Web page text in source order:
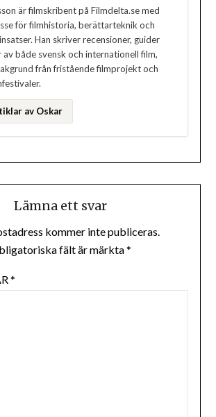
är filmskribent på Filmdelta.se med
för filmhistoria, berättarteknik och
Han skriver recensioner, guider
av både svensk och internationell film,
från fristående filmprojekt och
av Oskar
Lämna ett svar
kommer inte publiceras.
fält är märkta*
*